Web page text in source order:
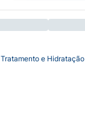
Tratamento e Hidratação